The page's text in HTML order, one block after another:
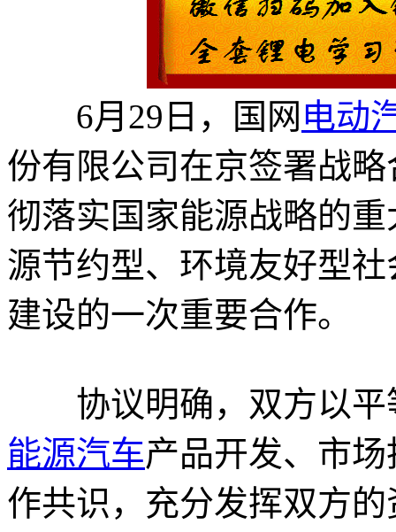
6月29日，国网 电动
份有限公司在京签署战
彻落实国家能源战略的
源节约型、环境友好型
建设的一次重要合作。
协议明确，双方以平
能源汽车产品开发、市
作共识，充分发挥双方